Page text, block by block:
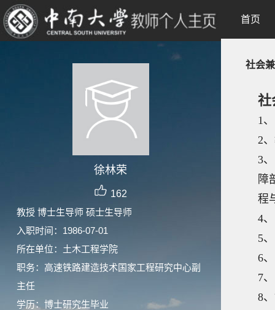
徐林荣
162
教授 博士生导师 硕士生导师
入职时间：1986-07-01
所在单位：土木工程学院
职务：高速铁路建造技术国家工程研究中心副
主任
学历：博士研究生毕业
首页
社会
社
1
2
3
障
程
4
5
6
7
8